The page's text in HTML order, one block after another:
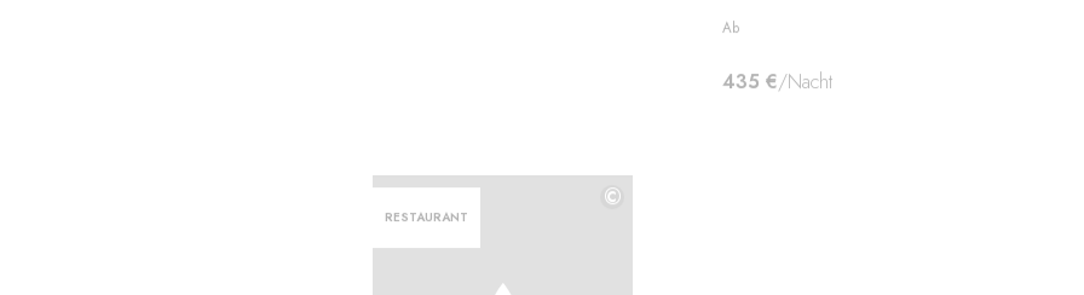
Ab
435 €/Nacht
RESTAURANT
©